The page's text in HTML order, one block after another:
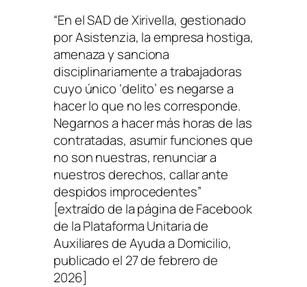
“En el SAD de Xirivella, gestionado
por Asistenzia, la empresa hostiga,
amenaza y sanciona
disciplinariamente a trabajadoras
cuyo único ‘delito’ es negarse a
hacer lo que no les corresponde.
Negarnos a hacer más horas de las
contratadas, asumir funciones que
no son nuestras, renunciar a
nuestros derechos, callar ante
despidos improcedentes”
[extraído de la página de Facebook
de laPlataforma Unitaria de
Auxiliares de Ayuda a Domicilio,
publicado el 27 de febrero de
2026]